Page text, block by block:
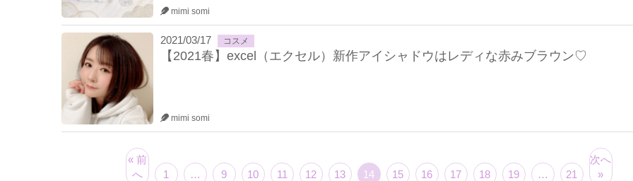
mimi somi
2021/03/17 コスメ
【2021春】excel（エクセル）新作アイシャドウはレディな赤みブラウン♡
mimi somi
« 前
へ
1 … 9 10 11 12 13 14 15 16 17 18 19 … 21
次へ
»